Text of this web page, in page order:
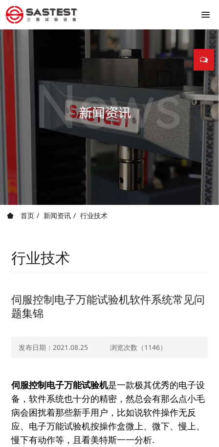
首页 新闻资讯 行业技术
行业技术
伺服控制电子万能试验机软件系统常见问
题集锦
发布日期：2021.08.25 浏览次数（1146）
伺服控制电子万能试验机是一款极其优秀的电子设
备，软件系统也十分的精密，然总会有那么点小毛
病会困扰着那些新手用户，比如说软件操作无反
应、电子万能试验机按操作盒微上、微下、慢上、
慢下有动作等，且看美特斯一一分析.